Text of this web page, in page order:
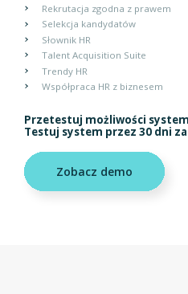
Rekrutacja zgodna z prawem
Selekcja kandydatów
Słownik HR
Talent Acquisition Suite
Trendy HR
Współpraca HR z biznesem
Przetestuj możliwości
Testuj system przez 30 dni
Zobacz demo